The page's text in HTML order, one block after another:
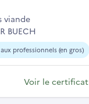
viande
BUECH
professionnels (en gros)
Voir le certificat